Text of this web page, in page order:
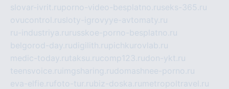
slovar-ivrit.ruporno-video-besplatno.ruseks-365.ru
ovucontrol.rusloty-igrovyye-avtomaty.ru
ru-industriya.ru russkoe-porno-besplatno.ru
belgorod-day.rudigilith.rupichkurovlab.ru
medic-today.rutaksu.rucomp123.rudon-ykt.ru
teensvoice.ru imgsharing.rudomashnee-porno.ru
eva-elfie.rufoto-tur.rubiz-doska.ru metropoltravel.ru